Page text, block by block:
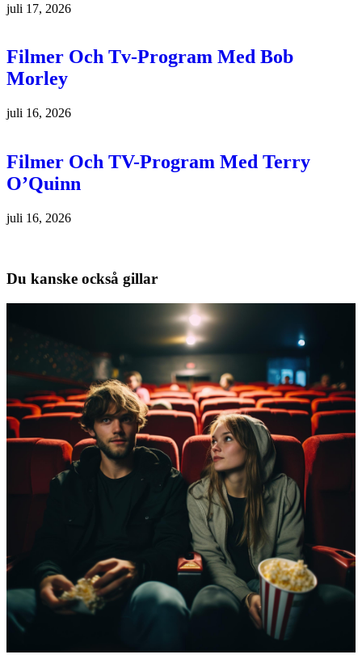
juli 17, 2026
Filmer Och Tv-Program Med Bob
Morley
juli 16, 2026
Filmer Och TV-Program Med Terry
O’Quinn
juli 16, 2026
Du kanske också gillar